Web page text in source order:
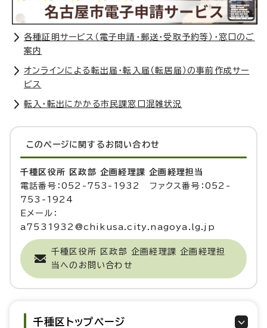
各種証明サービス（電子申請・郵送・受取予約等）・窓口のご
案内
オンラインによる転出届・転入届（転居届）の事前作成サー
ビス
転入・転出にかかる市民課窓口混雑状況
このページに関する お問い合わせ
千種区役所 区政部 企画経理課 企画経理担当
電話番号：052-753-1932 ファクス番号：052-
753-1924
Eメール：
a7531932@chikusa.city.nagoya.lg.jp
千種区役所 区政部 企画経理課 企画経理担
当へのお問い合わせ
千種区トップページ